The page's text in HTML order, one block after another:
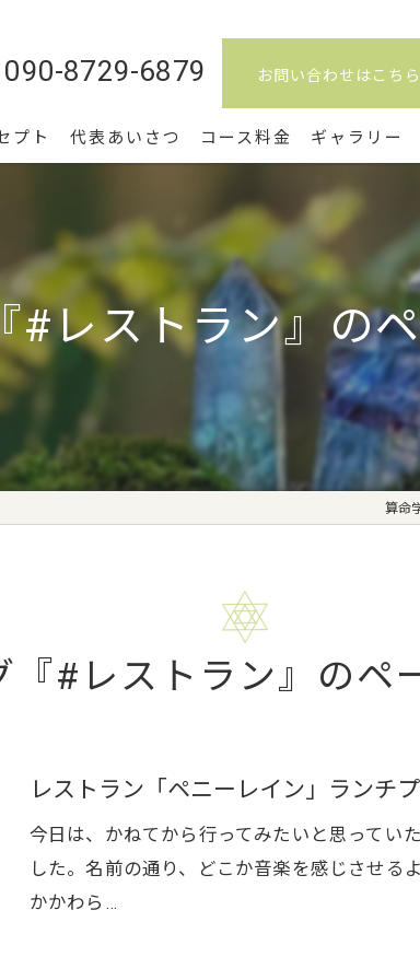
090-8729-6879 お問い合わせはこちら
プト 代表あいさつ コース料金 ギャラリー
#レストラン』の
算命
『#レストラン』のペ
レストラン「ペニーレイン」ランチ
今日は、かねてから行ってみたいと思ってい
した。名前の通り、どこか音楽を感じさせる
かかわら…